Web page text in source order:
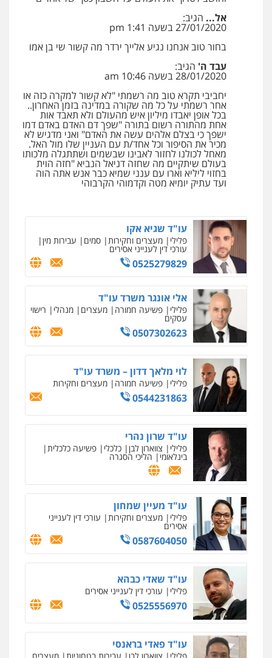
אל... הגיב:
27/01/2020 בשעה 1:41 pm
בחור טוב אנחנו נגיע אלייך ירדר מה קשור שי בן אמו
עבד ה' הגיב:
28/01/2020 בשעה 10:46 am
יחביבי תקרא טוב מה רשמתי "לא קשור למקרה כזה או
אחר רשמתי על כל מה שקורה במדינה בזמן האחרון..
בכל אופן יאבדו מיליון איש מהעולם ולא תאבד אות
אחת מהתורה רשום בתורה "שפך דם האדם באדם דמו
ישפך כי בצלם אלהים עשה את האדם" ואני מדגיש לא
מכיר את הסיפור וכל אחד/ת עם העניין שלו מול האל.
מאחל לכולנו לחזור לאבינו שבשמים ושתתגלה מלכותו
בעולם שיתקיים מה שחזה דניאל הנביא "חזה הוית
בחזוי ליליא וארו עם ענני שמיא כבר אנש אתה הוה
ועד עתיק יומיא מטה וקדמוהי הקרבוהי
קורל קרוז – עורך דין פלילי
0545437431
עו"ד עלי סעדי
פלילי פשיעה חמורה ליווי וייצוג בחקירות
ומעצרים
0508824984
עו"ד תומר בנישתי
פלילי מעצרים וחקירות צווארון לבן פשיעה
חמורה
עו"ד שגיא אקו
פלילי מעצרים וחקירות סמים עבירות מין
עורכי דין לענייני אסירים
0525279829
אלי אונגר משרד עו"ד
פלילי פשיעה חמורה מעצרים מנהלי רישוי
עסקים
0507302623
לוי מלאך דדון – משרד עו"ד
פלילי פשיעה חמורה מעצרים וחקירות
0544231863
עו"ד שרון נהרי
פלילי צווארון לבן כלכלי פשיעה כלכלית
בינלאומי הליכי הסגרה
עו"ד מעיין שמחון
פלילי מעצרים וחקירות עורכי דין לענייני
אסירים
0587604050
עו"ד שאדי כבהא
פלילי עורכי דין לענייני אסירים
0525556970
עו"ד פאדי בראנסי
פלילי צווארון לבן עבירות בטחוניות מעצרים